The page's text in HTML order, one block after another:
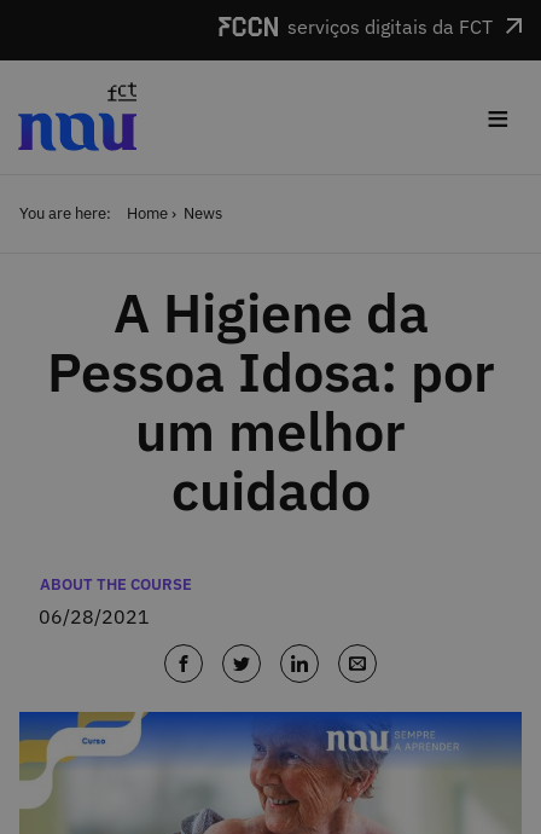
serviços digitais da FCT
≡
You are here: Home News
A Higiene da
Pessoa Idosa: por
um melhor
cuidado
Categories
ABOUT THE COURSE
06/28/2021